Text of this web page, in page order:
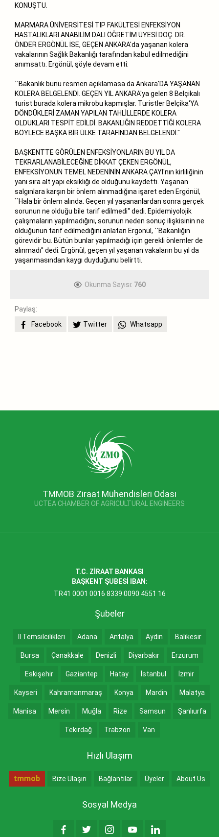
KONUŞTU.
MARMARA ÜNİVERSİTESİ TIP FAKÜLTESİ ENFEKSİYON
HASTALIKLARI ANABİLİM DALI ÖĞRETİM ÜYESİ DOÇ. DR.
ÖNDER ERGÖNÜL İSE, GEÇEN ANKARA'da yaşanan kolera
vakalarının Sağlık Bakanlığı tarafından kabul edilmediğini
anımsattı. Ergönül, şöyle devam etti:
``Bakanlık bunu resmen açıklamasa da Ankara'DA YAŞANAN
KOLERA BELGELENDİ. GEÇEN YIL ANKARA'ya gelen 8 Belçikalı
turist burada kolera mikrobu kapmışlar. Turistler Belçika'YA
DÖNDÜKLERİ ZAMAN YAPILAN TAHLİLLERDE KOLERA
OLDUKLARI TESPİT EDİLDİ. BAKANLIĞIN REDDETTİĞİ KOLERA
BÖYLECE BAŞKA BİR ÜLKE TARAFINDAN BELGELENDİ.''
BAŞKENTTE GÖRÜLEN ENFEKSİYONLARIN BU YIL DA
TEKRARLANABİLECEĞİNE DİKKAT ÇEKEN ERGÖNÜL,
ENFEKSİYONUN TEMEL NEDENİNİN ANKARA ÇAYI'nın kirliliğinin
yanı sıra alt yapı eksikliği de olduğunu kaydetti. Yaşanan
salgınlara karşın bir önlem alınmadığına işaret eden Ergönül,
``Hala bir önlem alında. Geçen yıl yaşananlardan sonra gerçek
sorunun ne olduğu bile tarif edilmedi'' dedi. Epidemiyolojik
çalışmaların yapılmadığını, sorunun neden sonuç ilişkisinin ne
olduğunun tarif edilmediğini anlatan Ergönül, ``Bakanlığın
görevidir bu. Bütün bunlar yapılmadığı için gerekli önlemler de
alınmadı'' dedi. Ergönül, geçen yıl yaşanan vakaların bu yıl da
yaşanmasından kaygı duyduğunu belirtti.
Okunma Sayısı: 760
Paylaş:
Facebook
Twitter Whatsapp
TMMOB Ziraat Mühendisleri Odası
UCTEA CHAMBER OF AGRICULTURAL ENGINEERS
T.C. ZİRAAT BANKASI
BAŞKENT ŞUBESİ IBAN:
TR41 0001 0016 8339 0090 4551 16
Şubeler
İl Temsilcilikleri Adana Antalya Aydın Balıkesir
Bursa Çanakkale Denizli Diyarbakır Erzurum
Eskişehir Gaziantep Hatay İstanbul İzmir
Kayseri Kahramanmaraş Konya Mardin Malatya
Manisa Mersin Muğla Rize Samsun Şanlıurfa
Tekirdağ Trabzon Van
Hızlı Ulaşım
tmmob Bize Ulaşın Bağlantılar Üyeler About Us
Sosyal Medya